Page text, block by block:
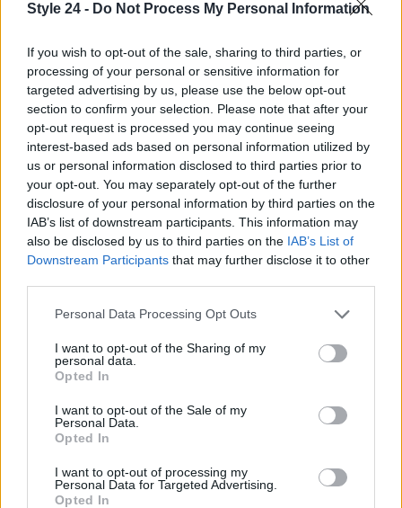
Style 24 - Do Not Process My Personal Information
If you wish to opt-out of the sale, sharing to third parties, or
processing of your personal or sensitive information for
targeted advertising by us, please use the below opt-out
section to confirm your selection. Please note that after your
opt-out request is processed you may continue seeing
interest-based ads based on personal information utilized by
us or personal information disclosed to third parties prior to
your opt-out. You may separately opt-out of the further
disclosure of your personal information by third parties on the
IAB’s list of downstream participants. This information may
also be disclosed by us to third parties on the IAB’s List of
Downstream Participants that may further disclose it to other
Please note that this website/app uses one or more Google
not limited to your visit or usage behaviour. You may click to
grant or deny consent to Google and its third-party tags to
use your data for below specified purposes in below Google
consent section.
Personal Data Processing Opt Outs
I want to opt-out of the Sharing of my
personal data.
Opted In
I want to opt-out of the Sale of my
Personal Data.
Opted In
I want to opt-out of processing my
Personal Data for Targeted Advertising.
Opted In
Continua a leggere
FITNESS
Allenamento da spiaggia: tre livelli beach-friendly
Camilla Fiore · 7 Ago 2026
FITNESS